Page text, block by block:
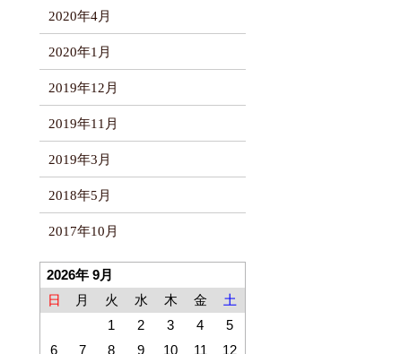
2020年4月
2020年1月
2019年12月
2019年11月
2019年3月
2018年5月
2017年10月
2026年 9月
日
月 火 水 木 金
土
1
2 3 4
5
6
7 8 9 10 11 12